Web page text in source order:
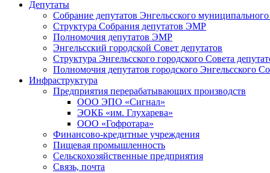
Депутаты
Собрание депутатов Энгельсского
Структура Собрания депутатов ЭМР
Полномочия депутатов ЭМР
Энгельсский городской Совет депутатов
Структура Энгельсского городского Совета
Полномочия депутатов городского Энгельсского
Инфраструктура
Предприятия перерабатывающих производств
ООО ЭПО «Сигнал»
ЭОКБ «им. Глухарева»
ООО «Гофротара»
Финансово-кредитные учреждения
Пищевая промышленность
Сельскохозяйственные предприятия
Связь, почта